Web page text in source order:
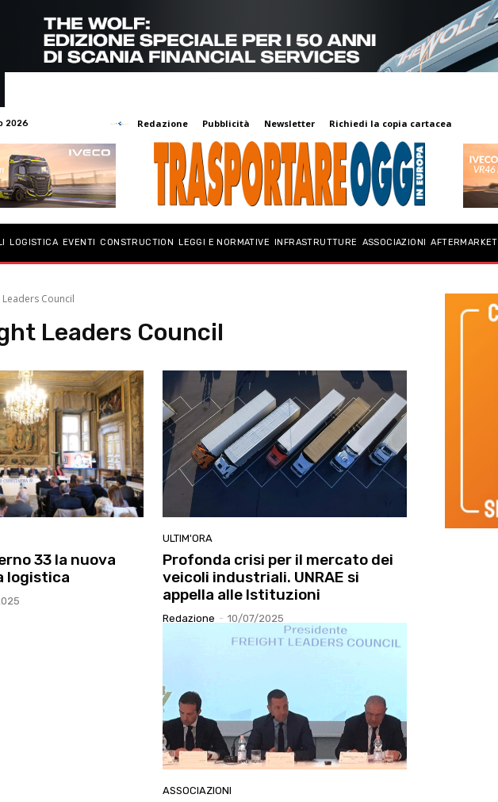
2026 Redazione Pubblicità Newsletter Richiedi la copia cartacea
LOGISTICA EVENTI CONSTRUCTION LEGGI E NORMATIVE INFRASTRUTTURE ASSOCIAZIONI AFTERMARKET
Leaders Council
Leaders Council
33 la nuova
logistica
ULTIM'ORA
Profonda crisi per il mercato dei
veicoli industriali. UNRAE si
appella alle Istituzioni
Redazione - 10/07/2025
ASSOCIAZIONI